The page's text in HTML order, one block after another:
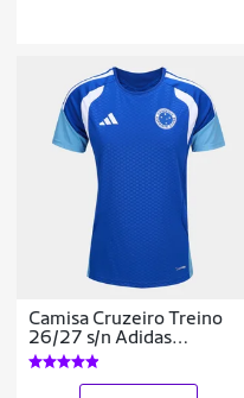
Camisa Cruzeiro Treino
26/27 s/n Adidas
Feminina